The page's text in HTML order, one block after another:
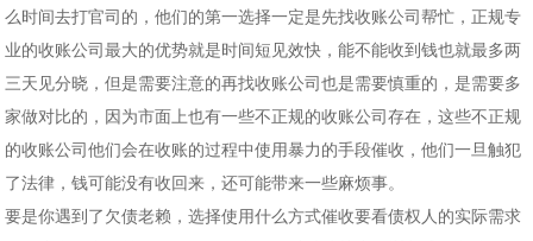
么时间去打官司的，他们的第一选择一定是先找收账公司帮忙，正规专
业的收账公司最大的优势就是时间短见效快，能不能收到钱也就最多两
三天见分晓，但是需要注意的再找收账公司也是需要慎重的，是需要多
家做对比的，因为市面上也有一些不正规的收账公司存在，这些不正规
的收账公司他们会在收账的过程中使用暴力的手段催收，他们一旦触犯
了法律，钱可能没有收回来，还可能带来一些麻烦事。
要是你遇到了欠债老赖，选择使用什么方式催收要看债权人的实际需求